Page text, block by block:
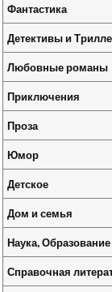
Фантастика
Детективы и
Любовные романы
Приключения
Проза
Юмор
Детское
Дом и семья
Наука, Образование
Справочная